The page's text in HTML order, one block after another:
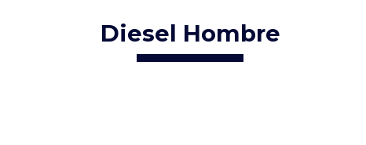
Diesel Hombre